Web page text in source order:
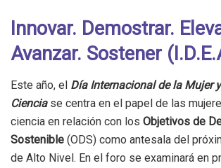
Innovar. Demostrar.
Avanzar. Sostener
Este año, el Día Internacional de la Mujer
Cienciase centra en el papel de las
ciencia en relación con los Objetivos de
Sostenible (ODS) como antesala del
de Alto Nivel. En el foro se examinará en